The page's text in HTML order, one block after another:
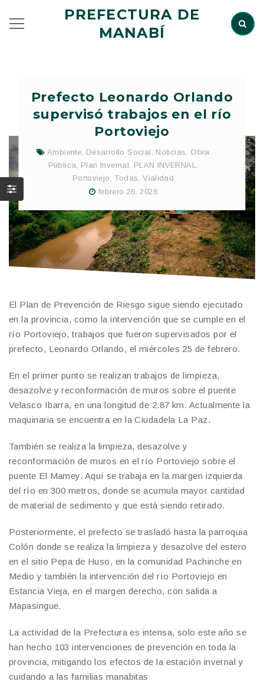
PREFECTURA DE
MANABÍ
Prefecto Leonardo Orlando
supervisó trabajos en el río
Portoviejo
Ambiente, Desarrollo Social , Noticias, Obra
Pública, Plan Invernal, PLAN INVERNAL,
Portoviejo , Todas,Vialidad
febrero 26, 2026
El Plan de Prevención de Riesgo sigue siendo ejecutado
en la provincia, como la intervención que se cumple en el
río Portoviejo, trabajos que fueron supervisados por el
prefecto, Leonardo Orlando, el miércoles 25 de febrero.
En el primer punto se realizan trabajos de limpieza,
desazolve y reconformación de muros sobre el puente
Velasco Ibarra, en una longitud de 2.87 km. Actualmente la
maquinaria se encuentra en la Ciudadela La Paz.
También se realiza la limpieza, desazolve y
reconformación de muros en el río Portoviejo sobre el
puente El Mamey. Aquí se trabaja en la margen izquierda
del río en 300 metros, donde se acumula mayor cantidad
de material de sedimento y que está siendo retirado.
Posteriormente, el prefecto se trasladó hasta la parroquia
Colón donde se realiza la limpieza y desazolve del estero
en el sitio Pepa de Huso, en la comunidad Pachinche en
Medio y también la intervención del río Portoviejo en
Estancia Vieja, en el margen derecho, con salida a
Mapasingue.
La actividad de la Prefectura es intensa, solo este año se
han hecho 103 intervenciones de prevención en toda la
provincia, mitigando los efectos de la estación invernal y
cuidando a las familias manabitas